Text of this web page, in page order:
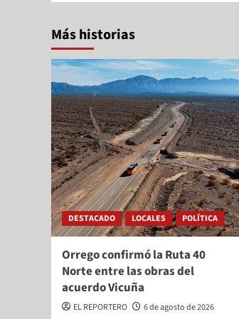
Más historias
DESTACADO LOCALES POLÍTICA
Orrego confirmó la Ruta 40
Norte entre las obras del
acuerdo Vicuña
EL REPORTERO 6 de agosto de 2026